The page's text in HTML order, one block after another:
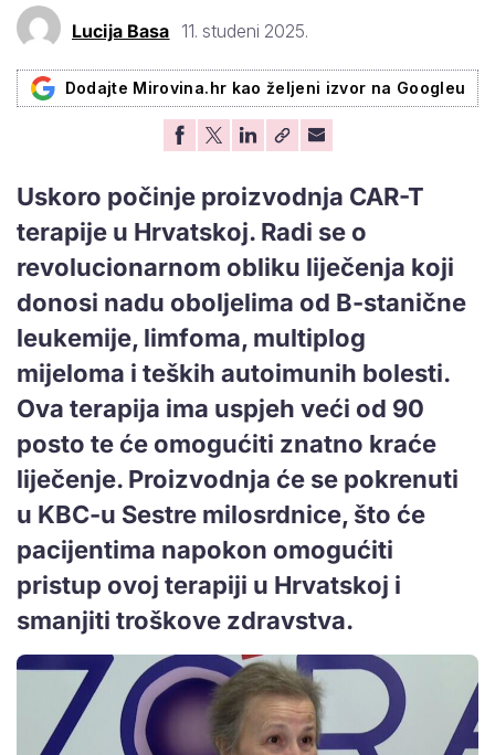
Lucija Basa 11. studeni 2025.
Dodajte Mirovina.hr kao željeni izvor na Googleu
Uskoro počinje proizvodnja CAR-T
terapije u Hrvatskoj. Radi se o
revolucionarnom obliku liječenja koji
donosi nadu oboljelima od B-stanične
leukemije, limfoma, multiplog
mijeloma i teških autoimunih bolesti.
Ova terapija ima uspjeh veći od 90
posto te će omogućiti znatno kraće
liječenje. Proizvodnja će se pokrenuti
u KBC-u Sestre milosrdnice, što će
pacijentima napokon omogućiti
pristup ovoj terapiji u Hrvatskoj i
smanjiti troškove zdravstva.